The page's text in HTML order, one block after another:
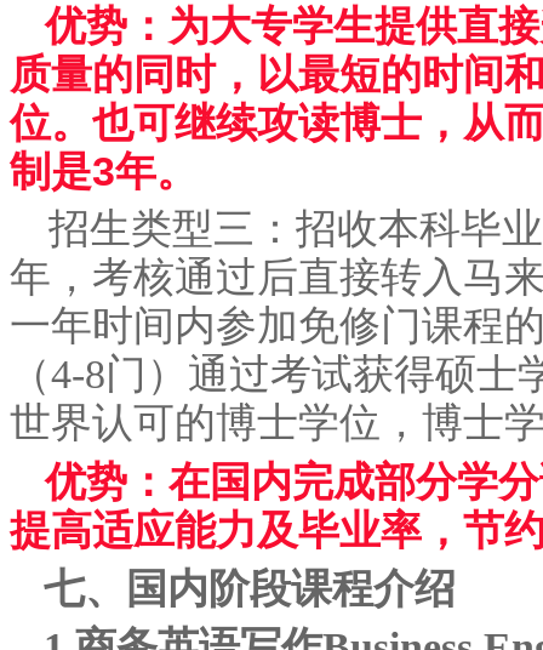
优势：为大专学生提供直
质量的同时，以最短的时间
位。也可继续攻读博士，从
制是3年。
招生类型三：招收本科毕
年，考核通过后直接转入马
一年时间内参加免修门课程
（4-8门）通过考试获得硕
世界认可的博士学位，博士
优势：在国内完成部分学
提高适应能力及毕业率，节
七、国内阶段课程介绍